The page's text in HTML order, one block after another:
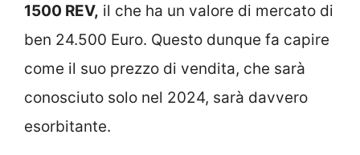
1500 REV, il che ha un valore di mercato di
ben 24.500 Euro. Questo dunque fa capire
come il suo prezzo di vendita, che sarà
conosciuto solo nel 2024, sarà davvero
esorbitante.